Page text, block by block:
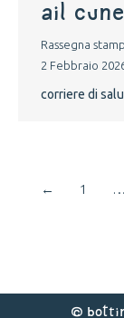
ail
Rassegna
2 Febbraio
corriere di
← 1 …
©